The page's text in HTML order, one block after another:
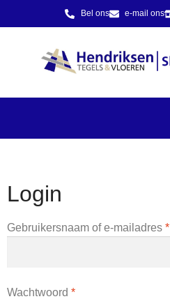
Bel ons e-mail ons
Login
Gebruikersnaam of e-mailadres *
Wachtwoord *